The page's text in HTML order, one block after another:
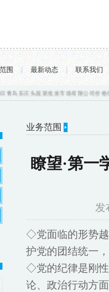
围 | 最新动态 | 联系我们
蔬菜批发市场有限公司价格行情... 开局一
业务范围
瞭望·第一
发
◇党面临的形势
护党的团结统一
◇党的纪律是刚
论、政治行动方